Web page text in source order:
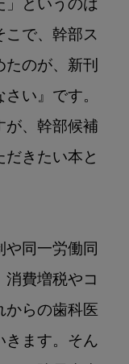
」というのは
こで、幹部ス
のが、新刊
い』です。
が、幹部候補
だきたい本と
や同一労働同
費増税やコ
からの歯科医
きます。そん